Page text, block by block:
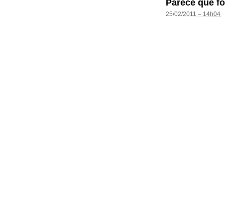
Parece que
25/02/2011 – 14h04